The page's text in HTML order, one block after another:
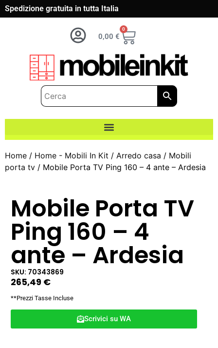
Spedizione gratuita in tutta Italia
0,00 €
0
Home / Home - Mobili In Kit / Arredo casa / Mobili
porta tv / Mobile Porta TV Ping 160 – 4 ante – Ardesia
Mobile Porta TV
Ping 160 – 4
ante – Ardesia
SKU: 70343869
265,49 €
**Prezzi Tasse Incluse
Scrivici su WA